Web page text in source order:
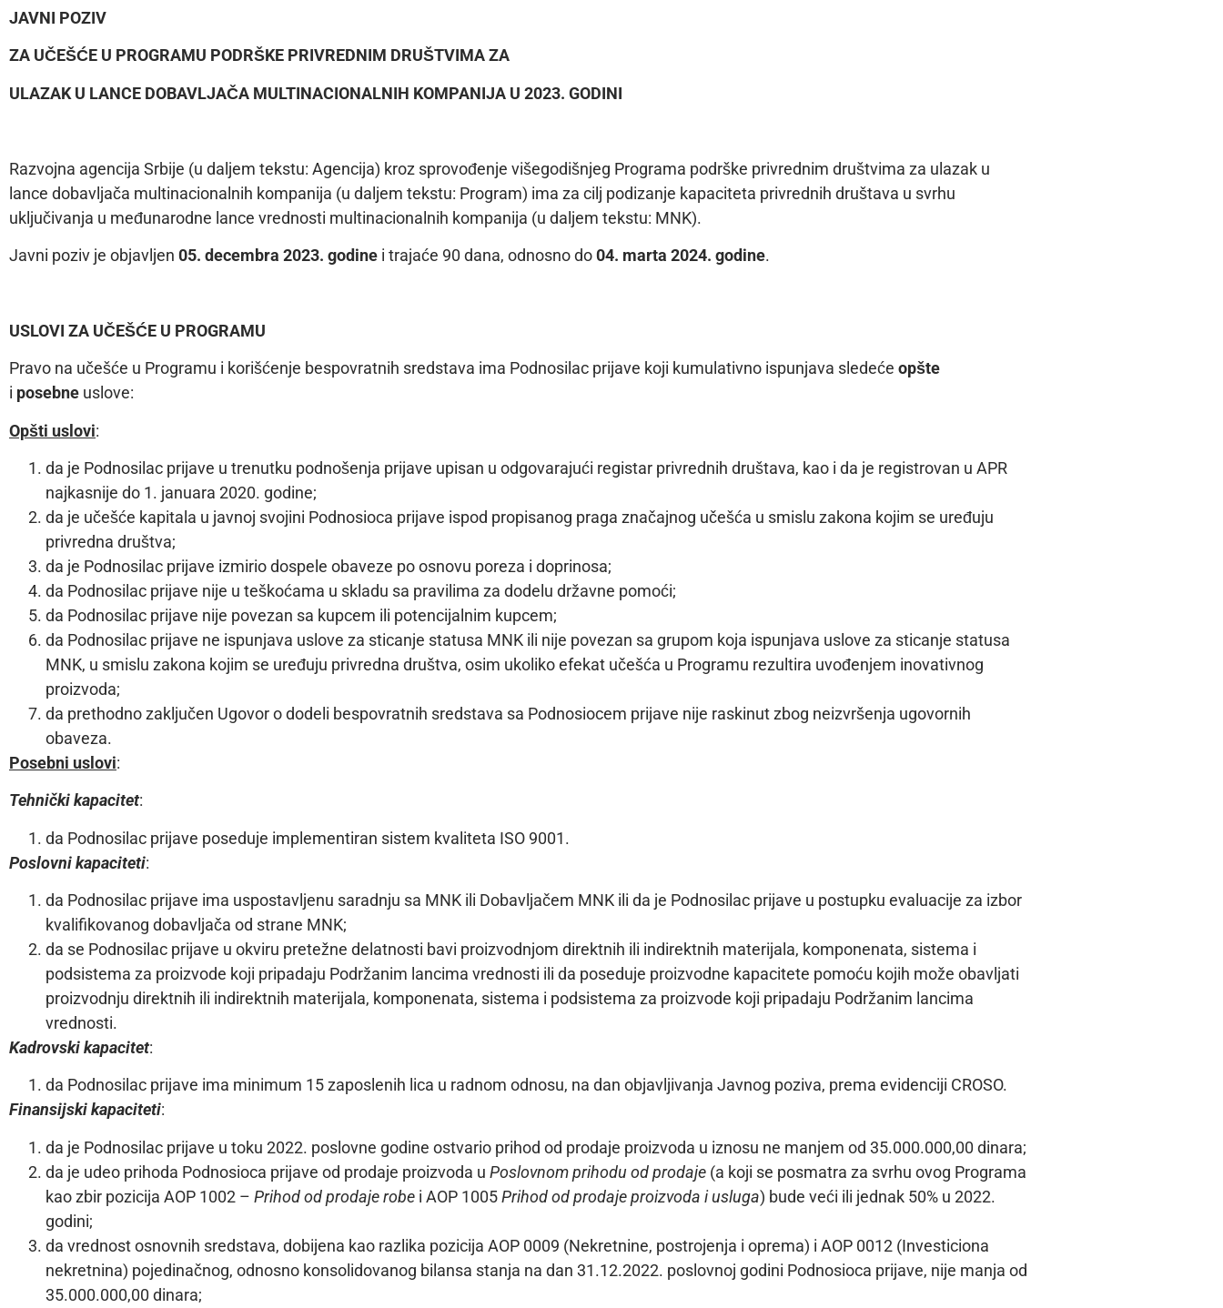
JAVNI POZIV
ZA UČEŠĆE U PROGRAMU PODRŠKE PRIVREDNIM DRUŠTVIMAZA
ULAZAK U LANCE DOBAVLJAČA MULTINACIONALNIH KOMPANIJA U 2023. GODINI
Razvojna agencija Srbije (u daljem tekstu: Agencija) kroz sprovođenje višegodišnjeg Programa podrške privrednim društvima za ulazak u
lance dobavljača multinacionalnih kompanija (u daljem tekstu: Program) ima za cilj podizanje kapaciteta privrednih društava u svrhu
uključivanja u međunarodne lance vrednosti multinacionalnih kompanija (u daljem tekstu: MNK).
Javni poziv je objavljen 05. decembra 2023. godine i trajaće 90 dana, odnosno do04. marta 2024. godine.
USLOVI ZA UČEŠĆE U PROGRAMU
Pravo na učešće u Programu i korišćenje bespovratnih sredstava ima Podnosilac prijave koji kumulativno ispunjava sledeće opšte
i posebne uslove:
Opšti uslovi:
da je Podnosilac prijave u trenutku podnošenja prijave upisan u odgovarajući registar privrednih društava, kao i da je registrovan u APR
najkasnije do 1. januara 2020. godine;
da je učešće kapitala u javnoj svojini Podnosioca prijave ispod propisanog praga značajnog učešća u smislu zakona kojim se uređuju
privredna društva;
da je Podnosilac prijave izmirio dospele obaveze po osnovu poreza i doprinosa;
da Podnosilac prijave nije u teškoćama u skladu sa pravilima za dodelu državne pomoći;
da Podnosilac prijave nije povezan sa kupcem ili potencijalnim kupcem;
da Podnosilac prijave ne ispunjava uslove za sticanje statusa MNK ili nije povezan sa grupom koja ispunjava uslove za sticanje statusa
MNK, u smislu zakona kojim se uređuju privredna društva, osim ukoliko efekat učešća u Programu rezultira uvođenjem inovativnog
proizvoda;
da prethodno zaključen Ugovor o dodeli bespovratnih sredstava sa Podnosiocem prijave nije raskinut zbog neizvršenja ugovornih
obaveza.
Posebni uslovi:
Tehnički kapacitet:
da Podnosilac prijave poseduje implementiran sistem kvaliteta ISO 9001.
Poslovni kapaciteti:
da Podnosilac prijave ima uspostavljenu saradnju sa MNK ili Dobavljačem MNK ili da je Podnosilac prijave u postupku evaluacije za izbor
kvalifikovanog dobavljača od strane MNK;
da se Podnosilac prijave u okviru pretežne delatnosti bavi proizvodnjom direktnih ili indirektnih materijala, komponenata, sistema i
podsistema za proizvode koji pripadaju Podržanim lancima vrednosti ili da poseduje proizvodne kapacitete pomoću kojih može obavljati
proizvodnju direktnih ili indirektnih materijala, komponenata, sistema i podsistema za proizvode koji pripadaju Podržanim lancima
vrednosti.
Kadrovski kapacitet:
da Podnosilac prijave ima minimum 15 zaposlenih lica u radnom odnosu, na dan objavljivanja Javnog poziva, prema evidenciji CROSO.
Finansijski kapaciteti:
da je Podnosilac prijave u toku 2022. poslovne godine ostvario prihod od prodaje proizvoda u iznosu ne manjem od 35.000.000,00 dinara;
da je udeo prihoda Podnosioca prijave od prodaje proizvoda u Poslovnom prihodu od prodaje (a koji se posmatra za svrhu ovog Programa
kao zbir pozicija AOP 1002 – Prihod od prodaje robe i AOP 1005Prihod od prodaje proizvoda i usluga) bude veći ili jednak 50% u 2022.
godini;
da vrednost osnovnih sredstava, dobijena kao razlika pozicija AOP 0009 (Nekretnine, postrojenja i oprema) i AOP 0012 (Investiciona
nekretnina) pojedinačnog, odnosno konsolidovanog bilansa stanja na dan 31.12.2022. poslovnoj godini Podnosioca prijave, nije manja od
35.000.000,00 dinara;